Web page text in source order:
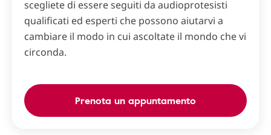
scegliete di essere seguiti da audioprotesisti
qualificati ed esperti che possono aiutarvi a
cambiare il modo in cui ascoltate il mondo che vi
circonda.
Prenota un appuntamento